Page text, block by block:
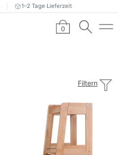
1–2 Tage Lieferzeit
0
Filtern